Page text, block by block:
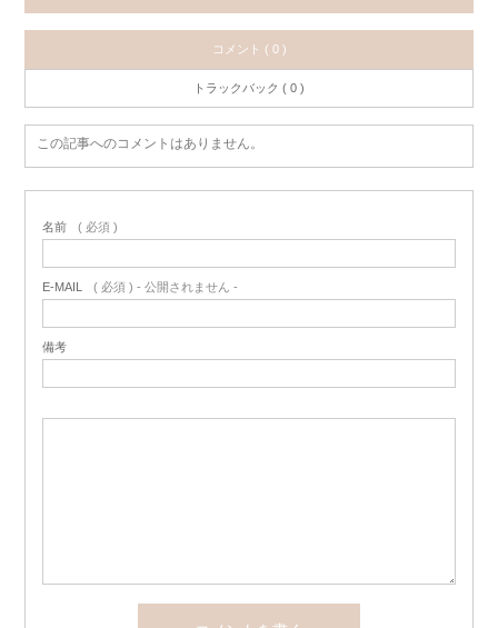
コメント ( 0 )
トラックバック ( 0 )
この記事へのコメントはありません。
名前 ( 必須 )
E-MAIL ( 必須 ) - 公開されません -
備考